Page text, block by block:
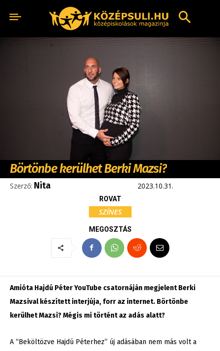
Börtönbe kerülhet Berki Mazsi?
Szerző: Nita 2023.10.31.
ROVAT
SZÍNES
MEGOSZTÁS
Amióta Hajdú Péter YouTube csatornáján megjelent Berki
Mazsival készített interjúja, forr az internet. Börtönbe
kerülhet Mazsi? Mégis mi történt az adás alatt?
A “Beköltözve Hajdú Péterhez” új adásában nem más volt a